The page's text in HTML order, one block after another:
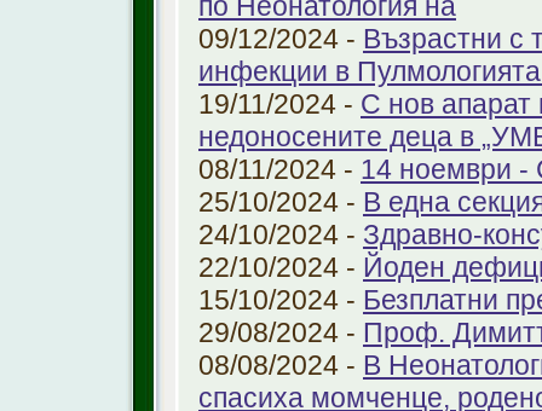
09/12/2024 - Възрастни с
инфекции в
19/11/2024 - С нов
недоносените деца в
08/11/2024 - 14 ноември -
25/10/2024 - В една
24/10/2024 - Здравно-
22/10/2024 - Йоден
15/10/2024 - Безплатни
29/08/2024 - Проф.
08/08/2024 - В
спасиха момченце,